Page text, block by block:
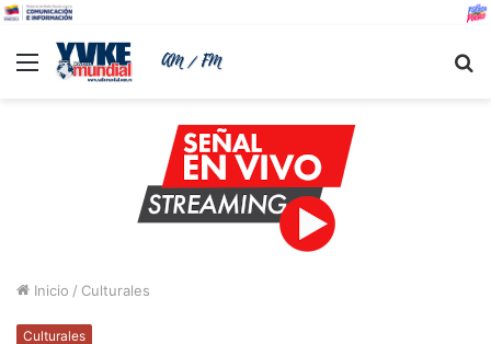
Menu
Inicio / Culturales
Culturales